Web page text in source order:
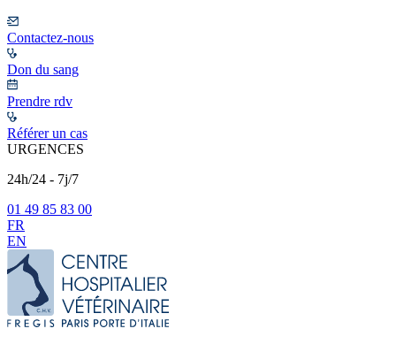
Contactez-nous
Don du sang
Prendre rdv
Référer un cas
URGENCES
24h/24 - 7j/7
01 49 85 83 00
FR
EN